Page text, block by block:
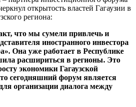
открытость властей Гагаузии в
региона:
что мы сумели привлечь и
иностранного инвестора
Она уже работает в Республике
расшириться в регионы. Это
экономики Гагаузской
сегодняшний форум является
организации диалога между